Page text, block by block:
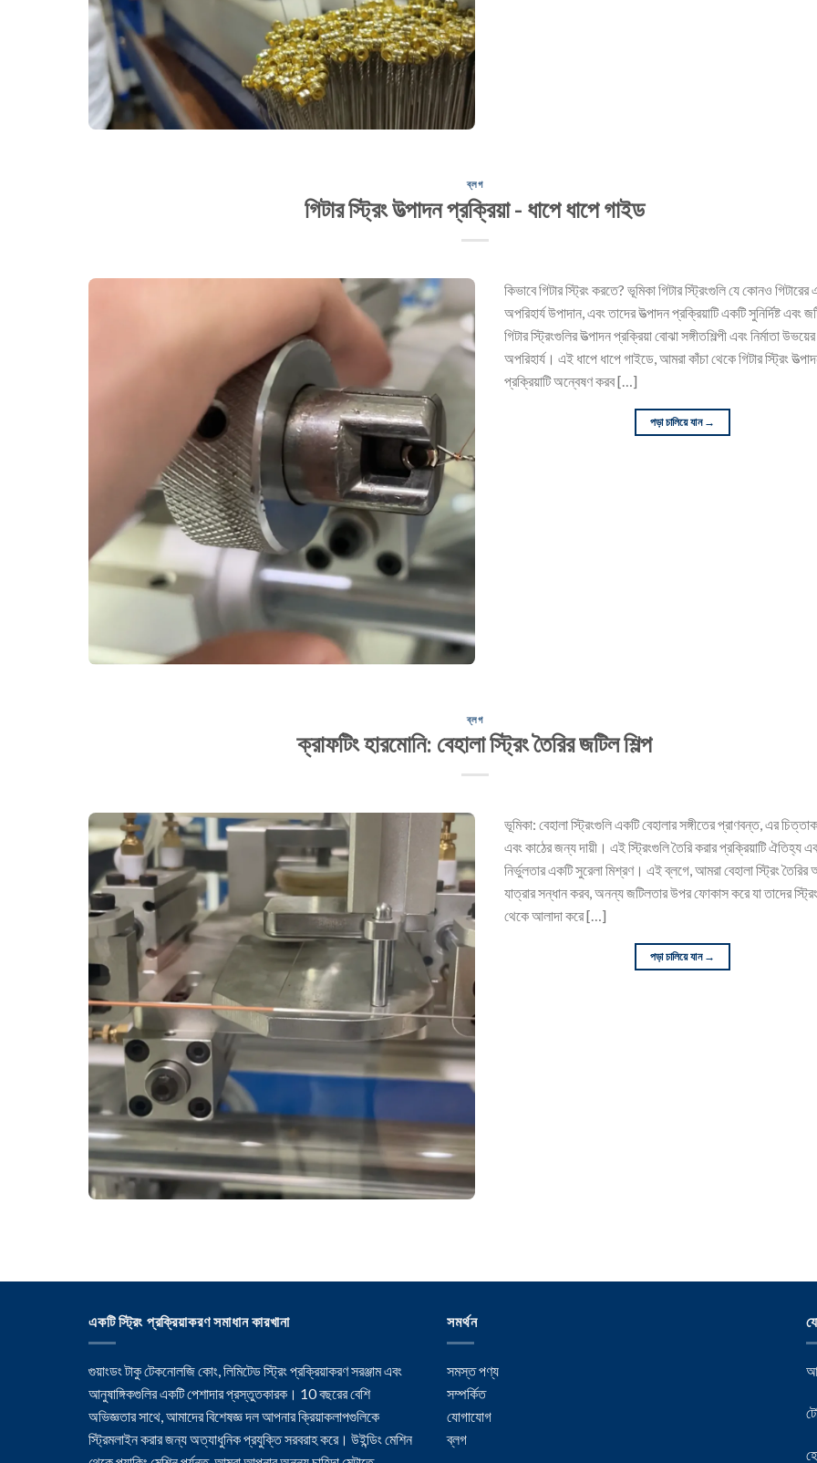
ব্লগ
গিটার স্ট্রিং উত্পাদন প্রক্রিয়া - ধাপে ধাপে গাইড
কিভাবে গিটার স্ট্রিং করতে? ভূমিকা গিটার স্ট্রিংগুলি যে কোনও গিটারের
অপরিহার্য উপাদান, এবং তাদের উত্পাদন প্রক্রিয়াটি একটি সুনির্দিষ্ট এবং
গিটার স্ট্রিংগুলির উত্পাদন প্রক্রিয়া বোঝা সঙ্গীতশিল্পী এবং নির্মাতা
অপরিহার্য। এই ধাপে ধাপে গাইডে, আমরা কাঁচা থেকে গিটার স্ট্রিং
প্রক্রিয়াটি অন্বেষণ করব […]
পড়া চালিয়ে যান →
ব্লগ
ক্রাফটিং হারমোনি: বেহালা স্ট্রিং তৈরির জটিল শিল্প
ভূমিকা: বেহালা স্ট্রিংগুলি একটি বেহালার সঙ্গীতের প্রাণবন্ত, এর
এবং কাঠের জন্য দায়ী। এই স্ট্রিংগুলি তৈরি করার প্রক্রিয়াটি ঐতিহ্য
নির্ভুলতার একটি সুরেলা মিশ্রণ। এই ব্লগে, আমরা বেহালা স্ট্রিং তৈরির
যাত্রার সন্ধান করব, অনন্য জটিলতার উপর ফোকাস করে যা তাদের
থেকে আলাদা করে […]
পড়া চালিয়ে যান →
একটি স্ট্রিং প্রক্রিয়াকরণ সমাধান কারখানা
গুয়াংডং টাকু টেকনোলজি কোং, লিমিটেড স্ট্রিং প্রক্রিয়াকরণ সরঞ্জাম এবং
আনুষাঙ্গিকগুলির একটি পেশাদার প্রস্তুতকারক। 10 বছরের বেশি
অভিজ্ঞতার সাথে, আমাদের বিশেষজ্ঞ দল আপনার ক্রিয়াকলাপগুলিকে
স্ট্রিমলাইন করার জন্য অত্যাধুনিক প্রযুক্তি সরবরাহ করে। উইন্ডিং মেশিন
সমর্থন
সমস্ত পণ্য
সম্পর্কিত
যোগাযোগ
ব্লগ